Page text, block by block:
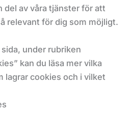
del av våra tjänster för att
relevant för dig som möjligt.
under rubriken
kan du läsa mer vilka
lagrar cookies och i vilket